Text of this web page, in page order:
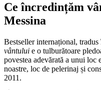
Ce încredințăm
Messina
Bestseller internațional,
vântului e o tulburătoare
povestea adevărată a unui
noastre, loc de pelerinaj și
2011.